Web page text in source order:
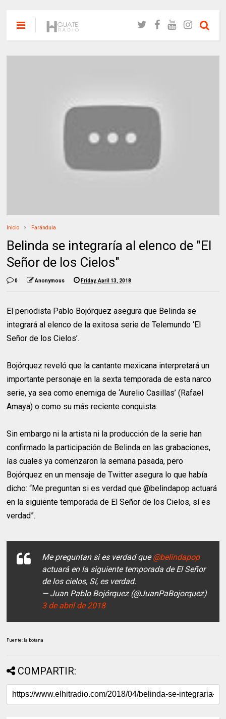
Inicio Farándula
Belinda se integraría al elenco de "El
Señor de los Cielos"
0 Anonymous Friday, April 13, 2018
El periodista Pablo Bojórquez asegura que Belinda se
integrará al elenco de la exitosa serie de Telemundo ‘El
Señor de los Cielos’.
Bojórquez reveló que la cantante mexicana interpretará un
importante personaje en la sexta temporada de esta narco
serie, ya sea como enemiga de ‘Aurelio Casillas’ (Rafael
Amaya) o como su más reciente conquista.
Sin embargo ni la artista ni la producción de la serie han
confirmado la participación de Belinda en las grabaciones,
las cuales ya comenzaron la semana pasada, pero
Bojórquez en un mensaje de Twitter asegura lo que había
dicho: “Me preguntan si es verdad que @belindapop actuará
en la siguiente temporada de El Señor de los Cielos, sí es
verdad”.
Me preguntan si es verdad que@belindapop
actuará en la siguiente temporada de El Señor
de los cielos, Sí, es verdad.
— Juan Pablo Bojórquez (@JuanPaBojorquez)
3 de abril de 2018
Fuente: la botana
COMPARTIR: